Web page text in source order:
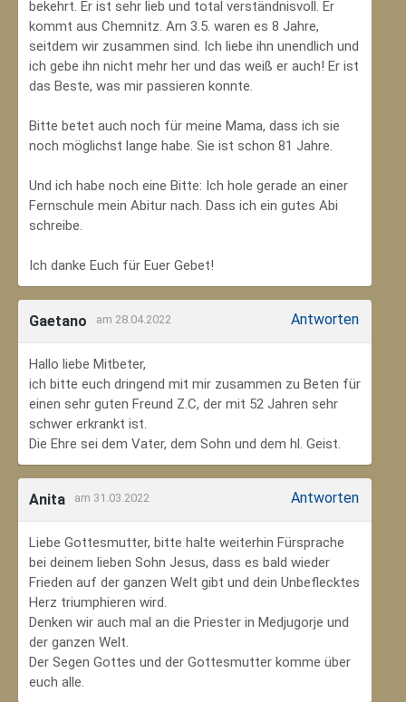
bekehrt. Er ist sehr lieb und total verständnisvoll. Er
kommt aus Chemnitz. Am 3.5. waren es 8 Jahre,
seitdem wir zusammen sind. Ich liebe ihn unendlich und
ich gebe ihn nicht mehr her und das weiß er auch! Er ist
das Beste, was mir passieren konnte.
Bitte betet auch noch für meine Mama, dass ich sie
noch möglichst lange habe. Sie ist schon 81 Jahre.
Und ich habe noch eine Bitte: Ich hole gerade an einer
Fernschule mein Abitur nach. Dass ich ein gutes Abi
schreibe.
Ich danke Euch für Euer Gebet!
Gaetano am 28.04.2022 Antworten
Hallo liebe Mitbeter,
ich bitte euch dringend mit mir zusammen zu Beten für
einen sehr guten Freund Z.C, der mit 52 Jahren sehr
schwer erkrankt ist.
Die Ehre sei dem Vater, dem Sohn und dem hl. Geist.
Anita am 31.03.2022 Antworten
Liebe Gottesmutter, bitte halte weiterhin Fürsprache
bei deinem lieben Sohn Jesus, dass es bald wieder
Frieden auf der ganzen Welt gibt und dein Unbeflecktes
Herz triumphieren wird.
Denken wir auch mal an die Priester in Medjugorje und
der ganzen Welt.
Der Segen Gottes und der Gottesmutter komme über
euch alle.